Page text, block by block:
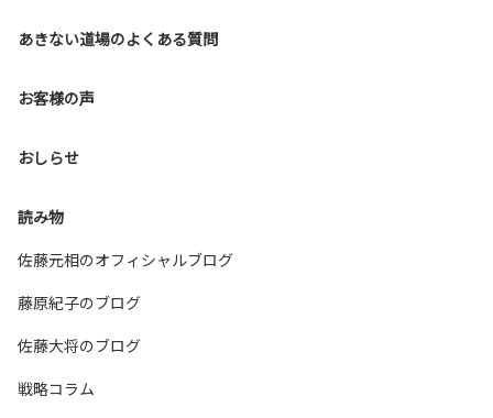
あきない道場のよくある質問
お客様の声
おしらせ
読み物
佐藤元相のオフィシャルブログ
藤原紀子のブログ
佐藤大将のブログ
戦略コラム